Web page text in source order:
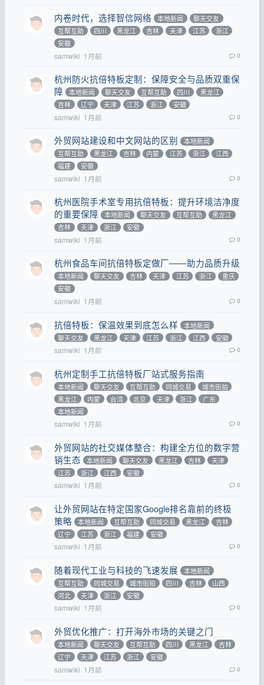
内卷时代，选择智信网络 本地新闻
聊天交友
互帮互助
四川 黑龙江 吉林 天津 江苏
浙江
安徽
samwiki 1月前 0
杭州防火抗倍特板定制：保障安全与品质双重保
障
本地新闻 聊天交友 互帮互助 四川
黑龙江
吉林
辽宁 天津 江苏 浙江 安徽
samwiki 1月前 0
外贸网站建设和中文网站的区别
本地新闻
互帮互助
黑龙江 吉林 内蒙 江苏 浙江
江西
福建
安徽
samwiki 1月前 0
杭州医院手术室专用抗倍特板：提升环境洁净度
的重要保障
本地新闻 聊天交友 互帮互助
黑龙江
吉林
天津 浙江 安徽
samwiki 1月前 0
杭州食品车间抗倍特板定做厂——助力品质升级
本地新闻 聊天交友 吉林 天津 江苏 浙江
重庆
安徽
samwiki 1月前 0
抗倍特板：保温效果到底怎么样
本地新闻
聊天交友
黑龙江 天津 江苏 浙江 江西 安徽
samwiki 1月前 0
杭州定制手工抗倍特板厂站式服务指南
本地新闻 聊天交友 互帮互助 同城交易
城市街拍
黑龙江
内蒙 台湾 北京 天津 浙江
广东
本地新闻
samwiki 1月前 0
外贸网站的社交媒体整合：构建全方位的数字营
销生态
本地新闻 聊天交友 黑龙江 吉林
天津
江苏
浙江 江西 安徽
samwiki 1月前 0
让外贸网站在特定国家Google排名靠前的终极
策略
本地新闻 互帮互助 同城交易 黑龙江
吉林
辽宁
江苏 浙江 福建 安徽
samwiki 1月前 0
随着现代工业与科技的飞速发展
本地新闻
互帮互助
同城交易 城市街拍 四川 吉林
山西
河北
天津 浙江 安徽
samwiki 1月前 0
外贸优化推广：打开海外市场的关键之门
本地新闻 聊天交友 互帮互助 四川 黑龙江
吉林
辽宁
天津 江苏 浙江 安徽
samwiki 1月前 0